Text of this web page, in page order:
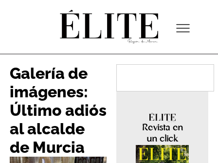
Galería de
imágenes:
Último adiós
al alcalde
de Murcia
Revista en
un click